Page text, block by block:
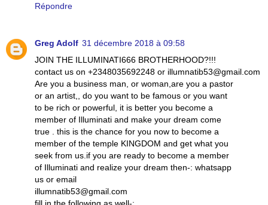
Répondre
Greg Adolf 31 décembre 2018 à 09:58
JOIN THE ILLUMINATI666 BROTHERHOOD?!!!
contact us on +2348035692248 or illumnatib53@gmail.com
Are you a business man, or woman,are you a pastor
or an artist,, do you want to be famous or you want
to be rich or powerful, it is better you become a
member of Illuminati and make your dream come
true . this is the chance for you now to become a
member of the temple KINGDOM and get what you
seek from us.if you are ready to become a member
of Illuminati and realize your dream then-: whatsapp
us or email
illumnatib53@gmail.com